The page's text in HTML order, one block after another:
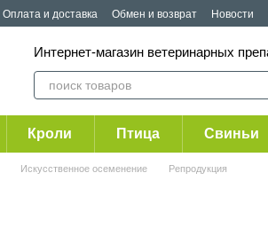
Оплата и доставка Обмен и возврат Новости
Интернет-магазин ветеринарных
Кроли Птица Свиньи
Искусственное осеменение Репродукция